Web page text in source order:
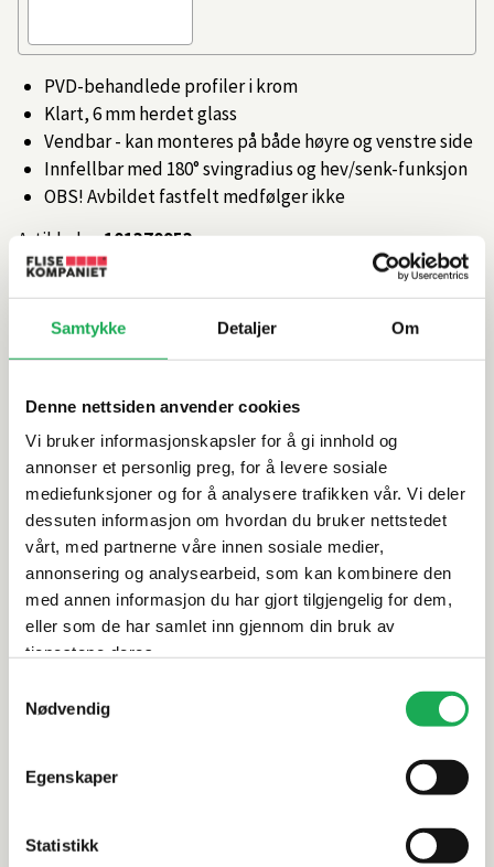
Samtykke Detaljer Om
Denne nettsiden anvender cookies
Vi bruker informasjonskapsler for å gi innhold og
annonser et personlig preg, for å levere sosiale
mediefunksjoner og for å analysere trafikken vår. Vi deler
dessuten informasjon om hvordan du bruker nettstedet
vårt, med partnerne våre innen sosiale medier,
annonsering og analysearbeid, som kan kombinere den
med annen informasjon du har gjort tilgjengelig for dem,
eller som de har samlet inn gjennom din bruk av
tjenestene deres.
Nødvendig
Egenskaper
Statistikk
PVD-behandlede profiler i krom
Klart, 6 mm herdet glass
Vendbar - kan monteres på både høyre og venstre side
Innfellbar med 180° svingradius og hev/senk-funksjon
OBS! Avbildet fastfelt medfølger ikke
Artikkelnr.101370953
Produktinformasjon
Rengjøring og vedlikehold
Leveringsinformasjon
Dokumentasjon
89 - 91 cm (Høyre), Krom
NOVELLINI
Slagdør
101 cm,
NOVELLINI